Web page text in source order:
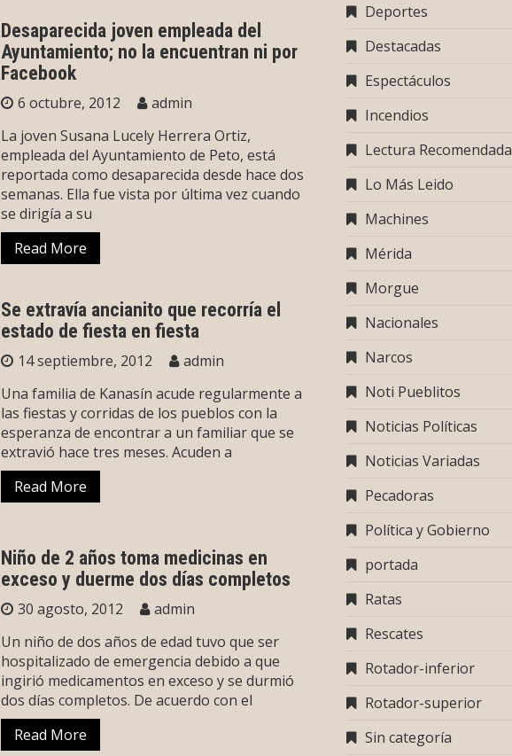
Desaparecida joven empleada del
Ayuntamiento; no la encuentran ni por
Facebook
6 octubre, 2012
admin
La joven Susana Lucely Herrera Ortiz,
empleada del Ayuntamiento de Peto, está
reportada como desaparecida desde hace dos
semanas. Ella fue vista por última vez cuando
se dirigía a su
Read More
Se extravía ancianito que recorría el
estado de fiesta en fiesta
14 septiembre, 2012
admin
Una familia de Kanasín acude regularmente a
las fiestas y corridas de los pueblos con la
esperanza de encontrar a un familiar que se
extravió hace tres meses. Acuden a
Read More
Niño de 2 años toma medicinas en
exceso y duerme dos días completos
30 agosto, 2012
admin
Un niño de dos años de edad tuvo que ser
hospitalizado de emergencia debido a que
ingirió medicamentos en exceso y se durmió
dos días completos. De acuerdo con el
Read More
Deportes
Destacadas
Espectáculos
Incendios
Lectura Recomendada
Lo Más Leido
Machines
Mérida
Morgue
Nacionales
Narcos
Noti Pueblitos
Noticias Políticas
Noticias Variadas
Pecadoras
Política y Gobierno
portada
Ratas
Rescates
Rotador-inferior
Rotador-superior
Sin categoría